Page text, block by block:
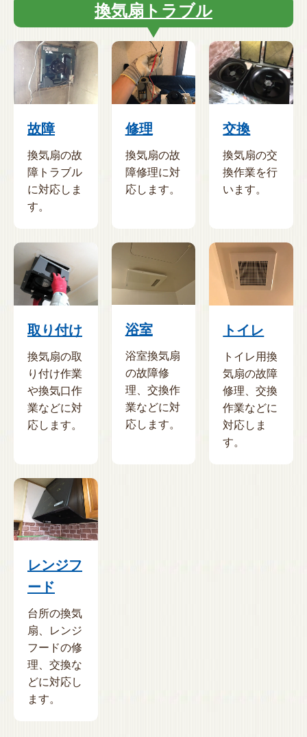
換気扇トラブル
故障
換気扇の故
障トラブル
に対応しま
す。
修理
換気扇の故
障修理に対
応します。
交換
換気扇の交
換作業を行
います。
取り付け
換気扇の取
り付け作業
や換気口作
業などに対
応します。
浴室
浴室換気扇
の故障修
理、交換作
業などに対
応します。
トイレ
トイレ用換
気扇の故障
修理、交換
作業などに
対応しま
す。
レンジフ
ード
台所の換気
扇、レンジ
フードの修
理、交換な
どに対応し
ます。